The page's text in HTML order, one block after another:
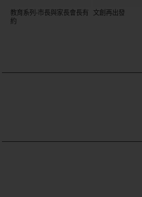
教育系列-市長與家長會長有
約
文創再出發